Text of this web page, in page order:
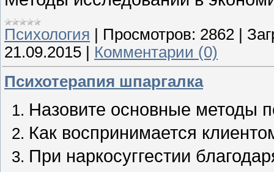
Психология Просмотров: 2862
21.09.2015
Комментарии (0)
Психотерапия шпаргалка
Назовите основные методы
Как воспринимается
При наркосуггестии